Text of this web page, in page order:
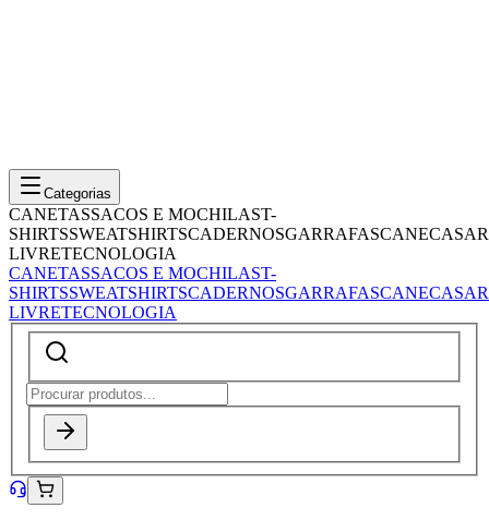
Categorias
CANETASSACOS E MOCHILAST-
SHIRTSSWEATSHIRTSCADERNOSGARRAFASCANECASAR
LIVRETECNOLOGIA
CANETASSACOS E MOCHILAST-
SHIRTSSWEATSHIRTSCADERNOSGARRAFASCANECASAR
LIVRETECNOLOGIA